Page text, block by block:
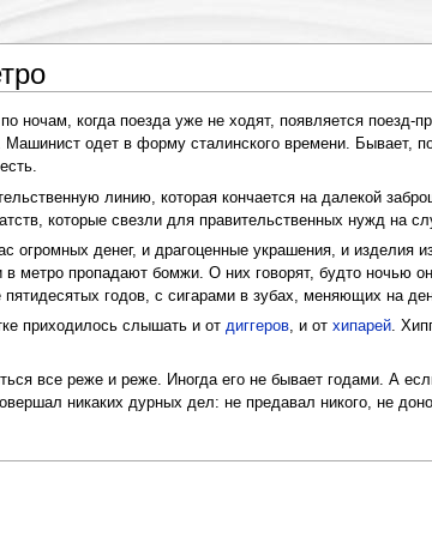
ночам, когда поезда уже не ходят, появляется поезд-
одет в форму сталинского времени. Бывает,
линию, которая кончается на далекой
которые свезли для правительственных нужд на
огромных денег, и драгоценные украшения, и изделия
метро пропадают бомжи. О них говорят, будто ночью
годов, с сигарами в зубах, меняющих на
приходилось слышать и от диггеров, и от хипарей.
все реже и реже. Иногда его не бывает годами. А
никаких дурных дел: не предавал никого, не